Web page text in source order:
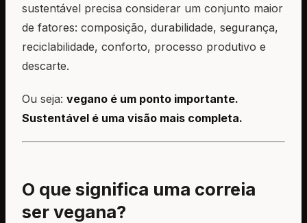
sustentável precisa considerar um conjunto maior
de fatores: composição, durabilidade, segurança,
reciclabilidade, conforto, processo produtivo e
descarte.
Ou seja: vegano é um ponto importante.
Sustentável é uma visão mais completa.
O que significa uma correia
ser vegana?